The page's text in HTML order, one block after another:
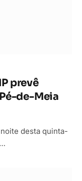
prevê
de-Meia
desta quinta-